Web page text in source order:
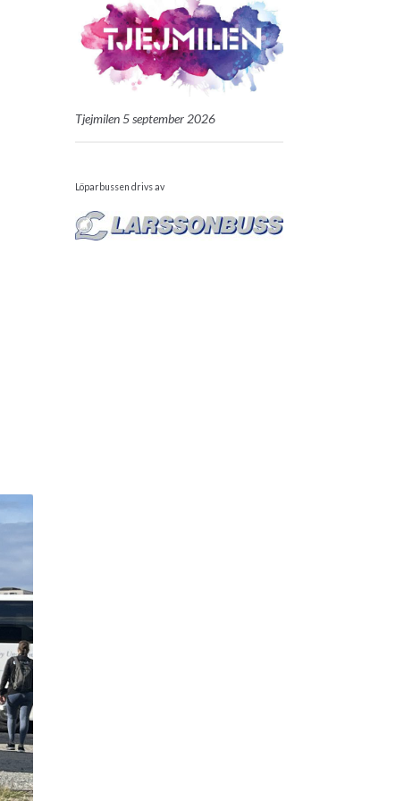
Tjejmilen 5 september 2026
Löparbussen drivs av